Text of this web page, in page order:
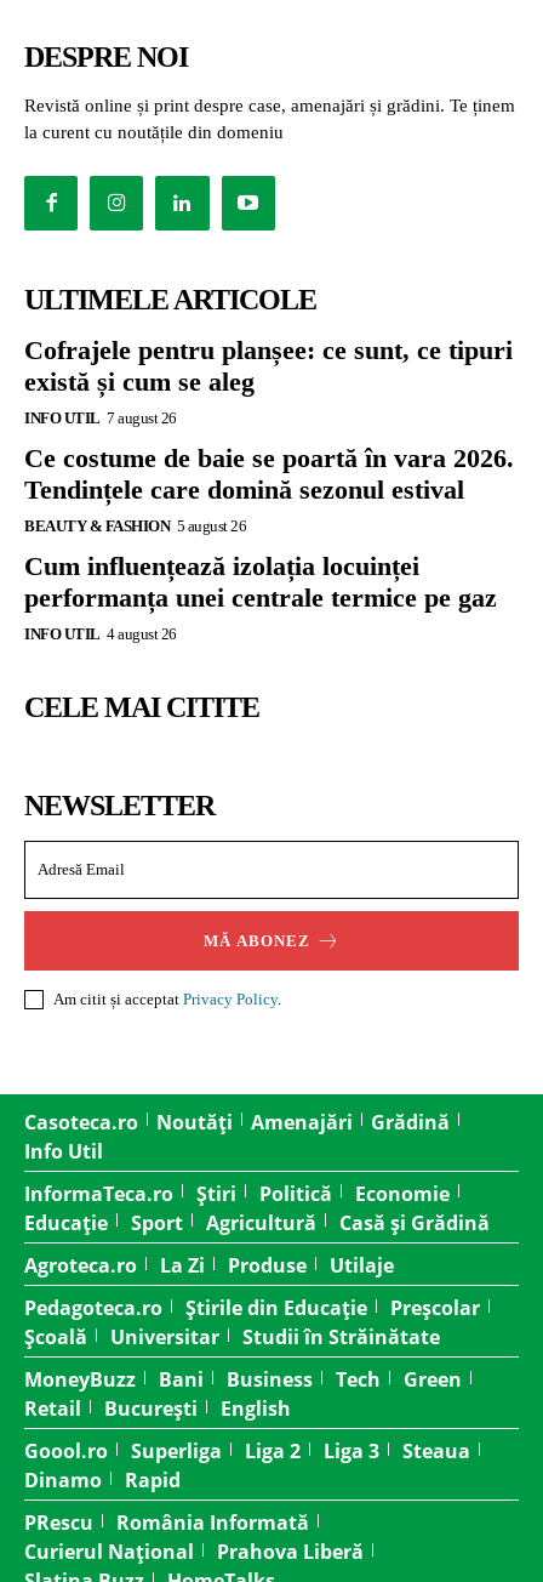
DESPRE NOI
Revistă online și print despre case, amenajări și grădini. Te ținem
la curent cu noutățile din domeniu
ULTIMELE ARTICOLE
Cofrajele pentru planșee: ce sunt, ce tipuri
există și cum se aleg
INFO UTIL 7 august 26
Ce costume de baie se poartă în vara 2026.
Tendințele care domină sezonul estival
BEAUTY & FASHION 5 august 26
Cum influențează izolația locuinței
performanța unei centrale termice pe gaz
INFO UTIL 4 august 26
CELE MAI CITITE
NEWSLETTER
MĂ ABONEZ
Am citit și acceptat Privacy Policy.
Casoteca.ro Noutăți Amenajări
Grădină
Info Util
InformaTeca.ro
Știri Politică
Economie
Educație
Sport Agricultură
Casă și Grădină
Agroteca.ro
La Zi Produse
Utilaje
Pedagoteca.ro
Știrile din Educație
Preșcolar
Școală
Universitar
Studii în Străinătate
MoneyBuzz
Bani Business Tech
Green
Retail
București
English
Goool.ro
Superliga Liga 2 Liga 3
Steaua
Dinamo
Rapid
PRescu
România Informată
Curierul Național
Prahova Liberă